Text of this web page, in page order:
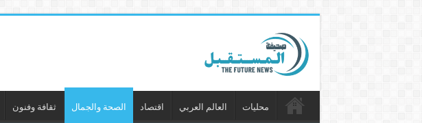
محليات العالم العربي اقتصاد الصحة والجمال ثقافة وفنون